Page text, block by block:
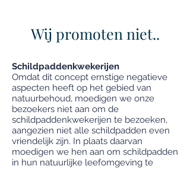
Wij promoten niet..
Schildpaddenkwekerijen
Omdat dit concept ernstige negatieve
aspecten heeft op het gebied van
natuurbehoud, moedigen we onze
bezoekers niet aan om de
schildpaddenkwekerijen te bezoeken,
aangezien niet alle schildpadden even
vriendelijk zijn. In plaats daarvan
moedigen we hen aan om schildpadden
in hun natuurlijke leefomgeving te